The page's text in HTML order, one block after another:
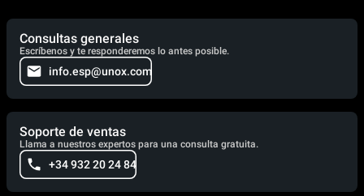
Consultas generales
Escríbenos y te responderemos lo antes posible.
info.esp@unox.com
Soporte de ventas
Llama a nuestros expertos para una consulta gratuita.
+34 932 20 24 84